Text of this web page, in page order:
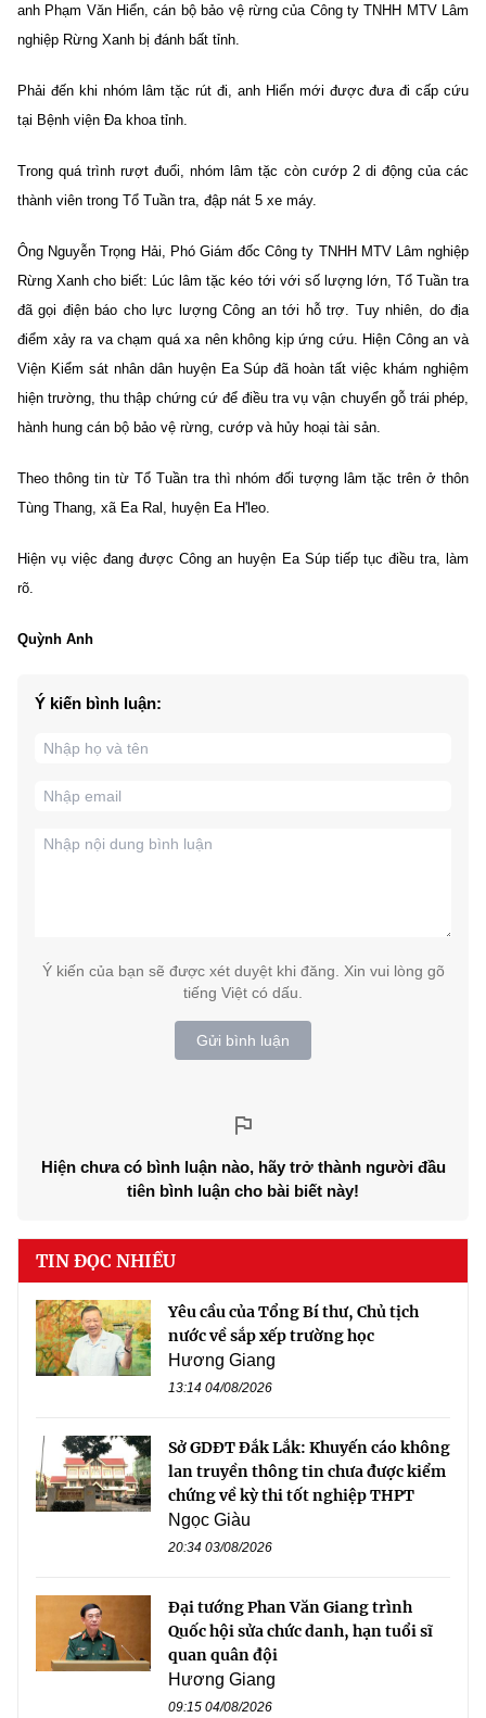
anh Phạm Văn Hiển, cán bộ bảo vệ rừng của Công ty TNHH MTV Lâm
nghiệp Rừng Xanh bị đánh bất tỉnh.
Phải đến khi nhóm lâm tặc rút đi, anh Hiển mới được đưa đi cấp cứu
tại Bệnh viện Đa khoa tỉnh.
Trong quá trình rượt đuổi, nhóm lâm tặc còn cướp 2 di động của các
thành viên trong Tổ Tuần tra, đập nát 5 xe máy.
Ông Nguyễn Trọng Hải, Phó Giám đốc Công ty TNHH MTV Lâm nghiệp
Rừng Xanh cho biết: Lúc lâm tặc kéo tới với số lượng lớn, Tổ Tuần tra
đã gọi điện báo cho lực lượng Công an tới hỗ trợ. Tuy nhiên, do địa
điểm xảy ra va chạm quá xa nên không kịp ứng cứu. Hiện Công an và
Viện Kiểm sát nhân dân huyện Ea Súp đã hoàn tất việc khám nghiệm
hiện trường, thu thập chứng cứ để điều tra vụ vận chuyển gỗ trái phép,
hành hung cán bộ bảo vệ rừng, cướp và hủy hoại tài sản.
Theo thông tin từ Tổ Tuần tra thì nhóm đối tượng lâm tặc trên ở thôn
Tùng Thang, xã Ea Ral, huyện Ea H'leo.
Hiện vụ việc đang được Công an huyện Ea Súp tiếp tục điều tra, làm
rõ.
Quỳnh Anh
Ý kiến bình luận:
Ý kiến của bạn sẽ được xét duyệt khi đăng. Xin vui lòng gõ
tiếng Việt có dấu.
Gửi bình luận
Hiện chưa có bình luận nào, hãy trở thành người đầu
tiên bình luận cho bài biết này!
TIN ĐỌC NHIỀU
Yêu cầu của Tổng Bí thư, Chủ tịch
nước về sắp xếp trường học
Hương Giang
13:14 04/08/2026
Sở GDĐT Đắk Lắk: Khuyến cáo không
lan truyền thông tin chưa được kiểm
chứng về kỳ thi tốt nghiệp THPT
Ngọc Giàu
20:34 03/08/2026
Đại tướng Phan Văn Giang trình
Quốc hội sửa chức danh, hạn tuổi sĩ
quan quân đội
Hương Giang
09:15 04/08/2026